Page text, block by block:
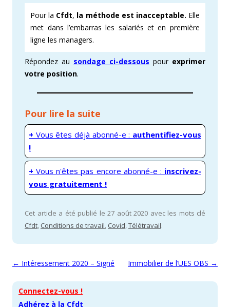
Pour la Cfdt, la méthode est inacceptable. Elle
met dans l’embarras les salariés et en première
ligne les managers.
Répondez au sondage ci-dessous pour exprimer
votre position.
Pour lire la suite
+ Vous êtes déjà abonné-e : authentifiez-vous
!
+ Vous n'êtes pas encore abonné-e : inscrivez-
vous gratuitement !
Cet article a été publié le 27 août 2020 avec les mots clé
Cfdt, Conditions de travail, Covid,Télétravail.
Navigation des articles
← Intéressement 2020 – Signé Immobilier de l’UES OBS →
Connectez-vous !
Adhérez à la Cfdt